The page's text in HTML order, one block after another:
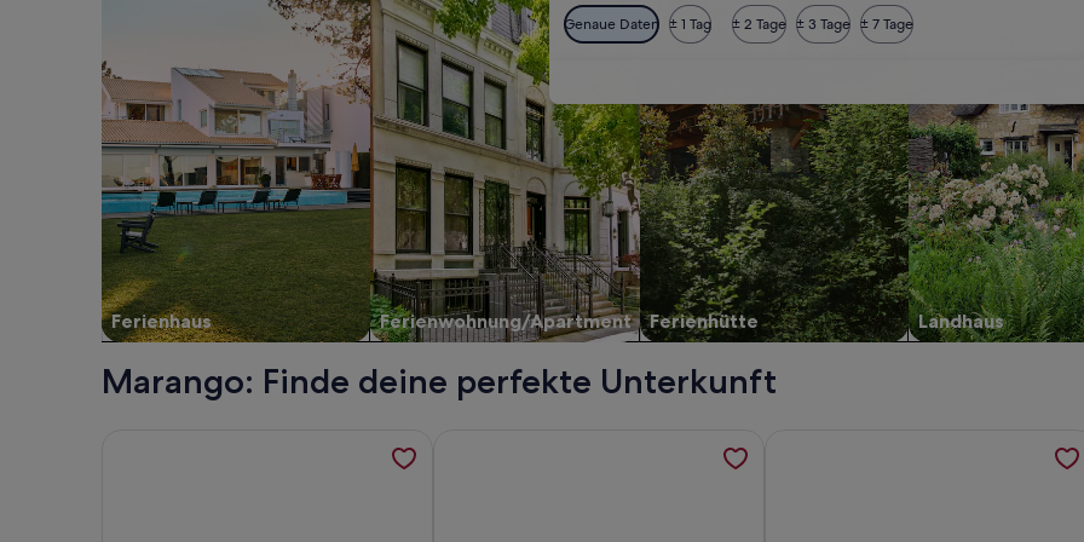
Genaue Daten ± 1 Tag ± 2 Tage ± 3 Tage ± 7 Tage
Ferienhaus Ferienwohnung/Apartment Ferienhütte Landhaus
Marango: Finde deine perfekte Unterkunft